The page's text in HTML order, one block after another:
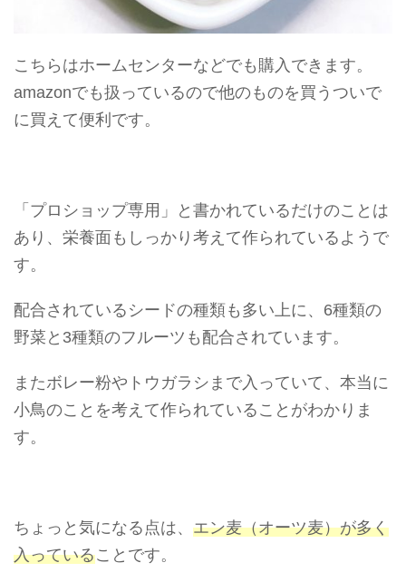
こちらはホームセンターなどでも購入できます。
amazonでも扱っているので他のものを買うついで
に買えて便利です。
「プロショップ専用」
と書かれているだけのことは
あり、栄養面もしっかり考えて作られているようで
す。
配合されているシードの種類も多い上に、 6種類の
野菜と3種類のフルーツ も配合されています。
またボレー粉やトウガラシまで入っていて、本当に
小鳥のことを考えて作られていることがわかりま
す。
ちょっと気になる点は、 エン麦（オーツ麦）が多く
入っていることです。